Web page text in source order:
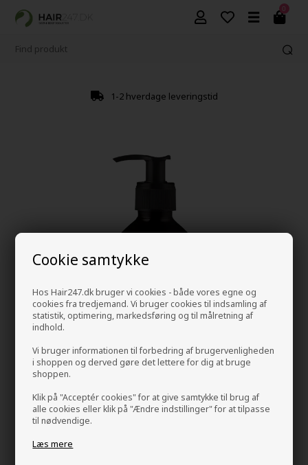
Cookie samtykke
Hos Hair247.dk bruger vi cookies - både vores egne og
cookies fra tredjemand. Vi bruger cookies til indsamling af
statistik, optimering, markedsføring og til målretning af
indhold.
Vi bruger informationen til forbedring af brugervenligheden
i shoppen og derved gøre det lettere for dig at bruge
shoppen.
Klik på "Acceptér cookies" for at give samtykke til brug af
alle cookies eller klik på "Ændre indstillinger" for at tilpasse
til nødvendige.
Læs mere
0
1-2 hverdage leveringstid
IdHAIR Solutions 1 Shampoo 500 ml